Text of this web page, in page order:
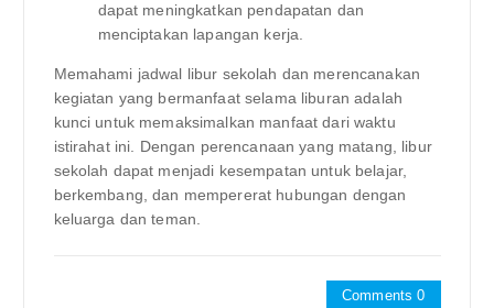
dapat meningkatkan pendapatan dan
menciptakan lapangan kerja.
Memahami jadwal libur sekolah dan merencanakan
kegiatan yang bermanfaat selama liburan adalah
kunci untuk memaksimalkan manfaat dari waktu
istirahat ini. Dengan perencanaan yang matang, libur
sekolah dapat menjadi kesempatan untuk belajar,
berkembang, dan mempererat hubungan dengan
keluarga dan teman.
Comments 0